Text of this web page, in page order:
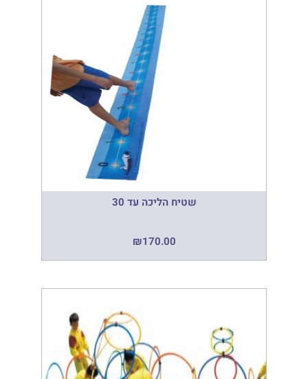
שטיח הליכה עד 30
₪170.00